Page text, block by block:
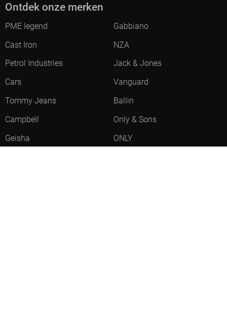
Ontdek onze merken
PME legend
Gabbiano
Cast Iron
NZA
Petrol Industries
Jack & Jones
Cars
Vanguard
Tommy Jeans
Ballin
Campbell
Only & Sons
Geisha
ONLY